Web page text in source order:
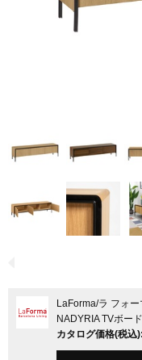
LaForma/ラ フォー
NADYRIA TVボー
カタログ価格(税込):